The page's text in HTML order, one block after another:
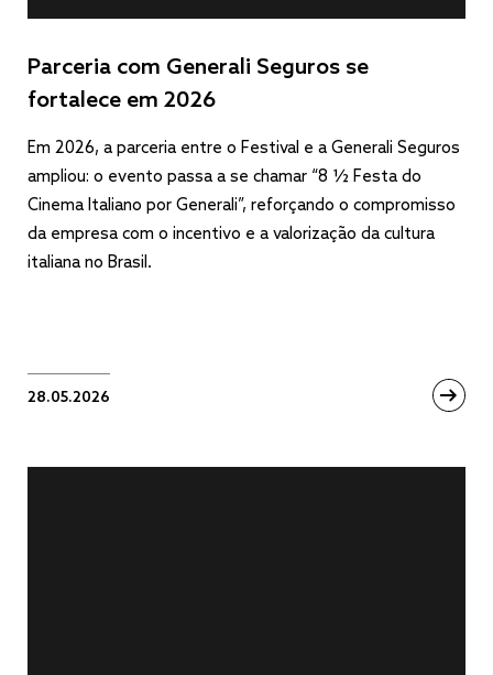
Parceria com Generali Seguros se
fortalece em 2026
Em 2026, a parceria entre o Festival e a Generali Seguros
ampliou: o evento passa a se chamar “8 1⁄2 Festa do
Cinema Italiano por Generali”, reforçando o compromisso
da empresa com o incentivo e a valorização da cultura
italiana no Brasil.
28.05.2026